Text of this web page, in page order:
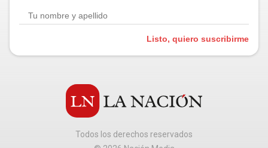
Listo, quiero suscribirme
Todos los derechos reservados